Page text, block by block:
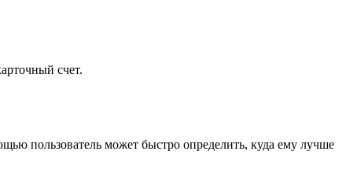
счет.
пользователь может быстро определить, куда ему лучше